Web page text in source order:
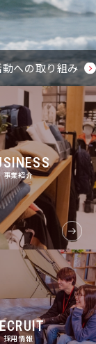
への取り組み
事業紹介
採用情報